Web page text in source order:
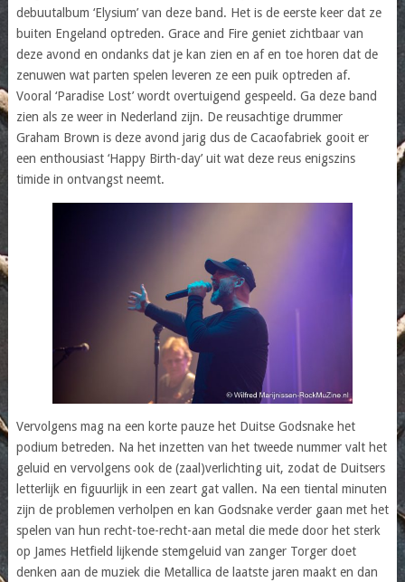
debuutalbum ‘Elysium’ van deze band. Het is de eerste keer dat ze
buiten Engeland optreden. Grace and Fire geniet zichtbaar van
deze avond en ondanks dat je kan zien en af en toe horen dat de
zenuwen wat parten spelen leveren ze een puik optreden af.
Vooral ‘Paradise Lost’ wordt overtuigend gespeeld. Ga deze band
zien als ze weer in Nederland zijn. De reusachtige drummer
Graham Brown is deze avond jarig dus de Cacaofabriek gooit er
een enthousiast ‘Happy Birth-day’ uit wat deze reus enigszins
timide in ontvangst neemt.
Vervolgens mag na een korte pauze het Duitse Godsnake het
podium betreden. Na het inzetten van het tweede nummer valt het
geluid en vervolgens ook de (zaal)verlichting uit, zodat de Duitsers
letterlijk en figuurlijk in een zeart gat vallen. Na een tiental minuten
zijn de problemen verholpen en kan Godsnake verder gaan met het
spelen van hun recht-toe-recht-aan metal die mede door het sterk
op James Hetfield lijkende stemgeluid van zanger Torger doet
denken aan de muziek die Metallica de laatste jaren maakt en dan